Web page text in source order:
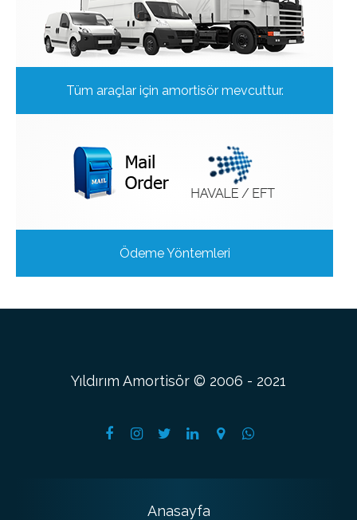
Tüm araçlar için amortisör mevcuttur.
Ödeme Yöntemleri
Yıldırım Amortisör © 2006 - 2021
Anasayfa